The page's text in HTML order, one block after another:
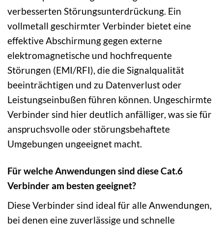
verbesserten Störungsunterdrückung. Ein
vollmetall geschirmter Verbinder bietet eine
effektive Abschirmung gegen externe
elektromagnetische und hochfrequente
Störungen (EMI/RFI), die die Signalqualität
beeinträchtigen und zu Datenverlust oder
Leistungseinbußen führen können. Ungeschirmte
Verbinder sind hier deutlich anfälliger, was sie für
anspruchsvolle oder störungsbehaftete
Umgebungen ungeeignet macht.
Für welche Anwendungen sind diese Cat.6
Verbinder am besten geeignet?
Diese Verbinder sind ideal für alle Anwendungen,
bei denen eine zuverlässige und schnelle